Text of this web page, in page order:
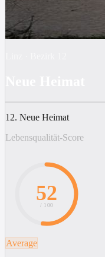
12. Neue Heimat
Lebensqualität-Score
52
/ 100
Average